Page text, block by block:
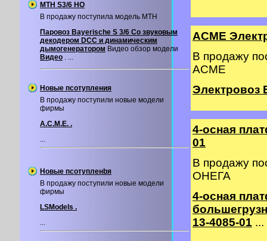
MTH S3/6 HO
В продажу поступила модель MTH
Паровоз Bayerische S 3/6 Со звуковым
декодером DCC и динамическим
дымогенератором Видео обзор модели
Видео . ...
Новые псотупления
В продажу поступили новые модели
фирмы
A.C.M.E. .
...
Новые псотупленbя
В продажу поступили новые модели
фирмы
LSModels .
...
ACME
В продажу
ACME
Электровоз
4-осная
01
В продажу
ОНЕГА
4-осная
13-4085-01 ...